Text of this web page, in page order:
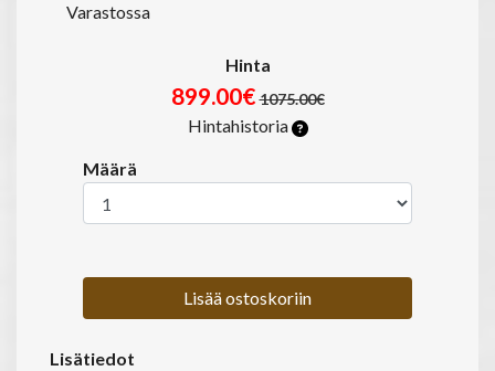
Varastossa
Hinta
899.00€ 1075.00€
Hintahistoria
Määrä
Lisää ostoskoriin
Lisätiedot